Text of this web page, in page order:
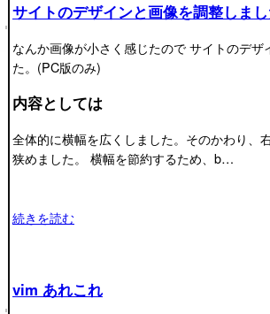
サイトのデザインと画像を調整しま
なんか画像が小さく感じたので サイトのデザ
た。(PC版のみ)
内容としては
全体的に横幅を広くしました。そのかわり、
狭めました。 横幅を節約するため、b…
続きを読む
vim あれこれ